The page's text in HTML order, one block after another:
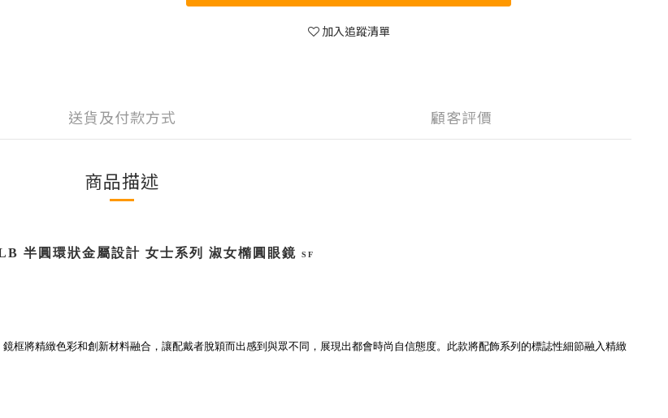
加入追蹤清單
送貨及付款方式 顧客評價
商品描述
半圓環狀金屬設計 女士系列 淑女橢圓眼鏡 SF
將精緻色彩和創新材料融合，讓配戴者脫穎而出感到與眾不同，展現出都會時尚自信態度。 此款將配飾系列的標誌性細節融入精緻